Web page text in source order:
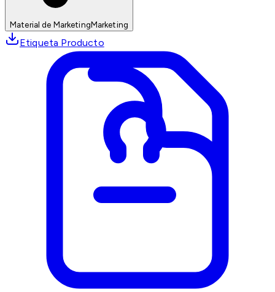
Material de MarketingMarketing
Etiqueta Producto